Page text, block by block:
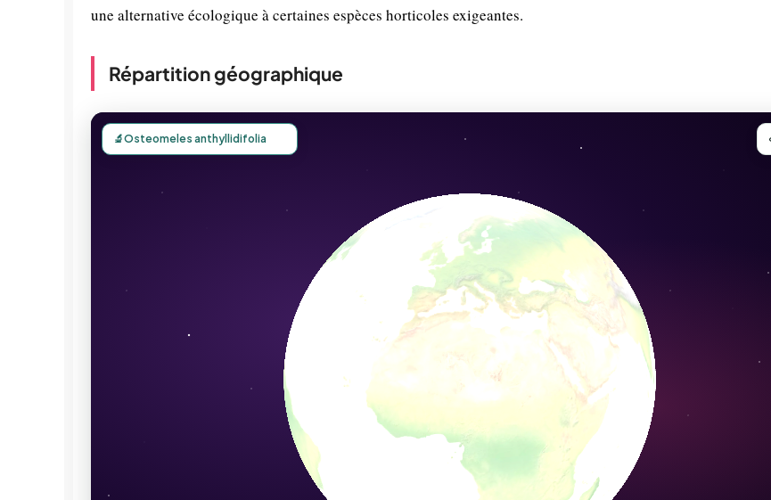
une alternative écologique à certaines espèces horticoles exigeantes.
Répartition géographique